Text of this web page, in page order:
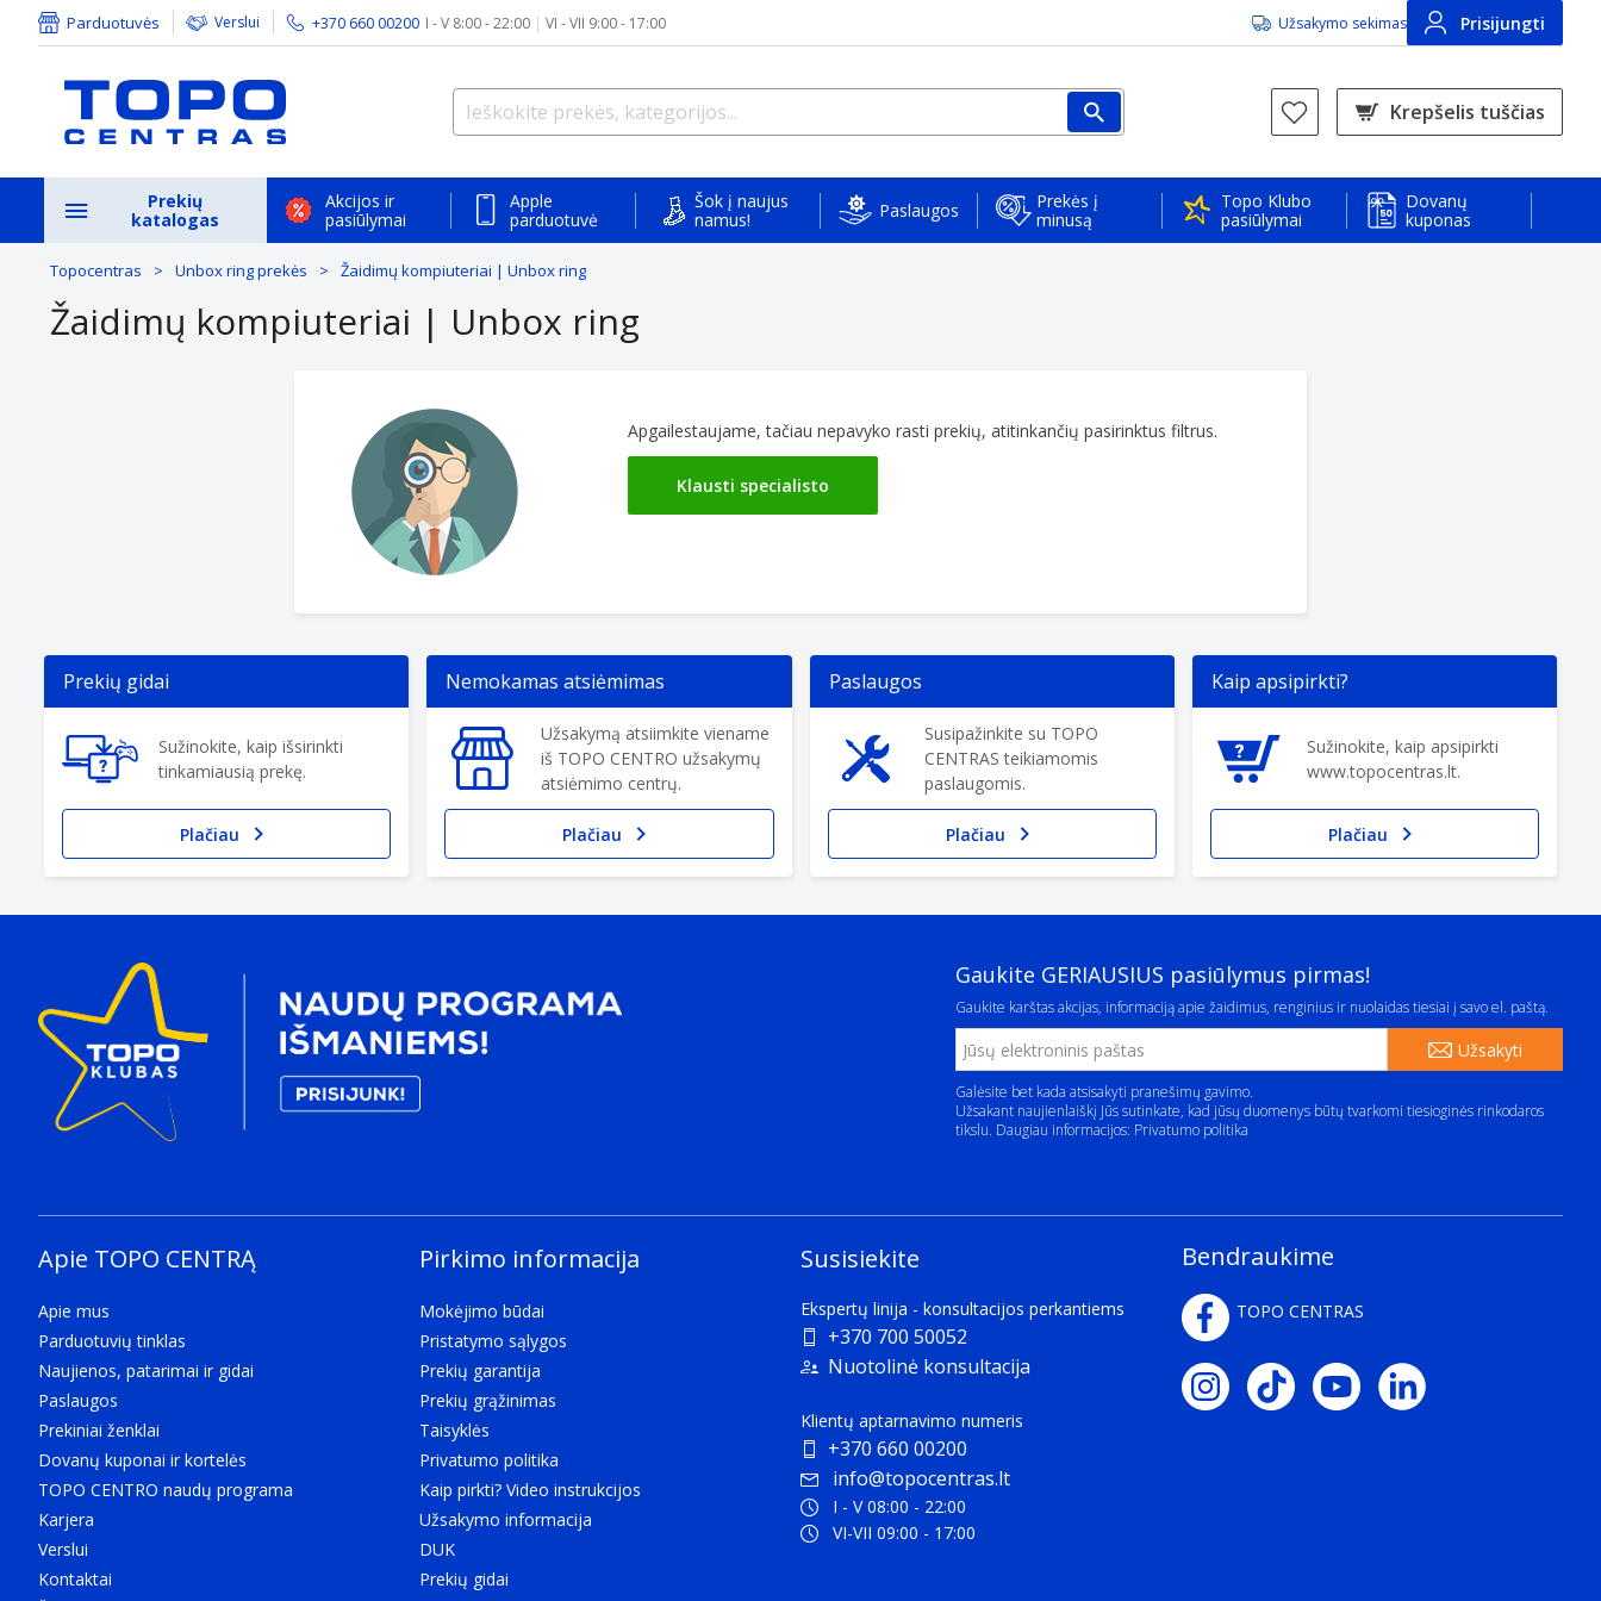
Parduotuvės Verslui +370 660 00200 I - V 8:00 - 22:00 | VI - VII 9:00 - 17:00 Užsakymo sekimas Prisijungti
Krepšelis tuščias
Prekių
katalogas
Akcijos ir
pasiūlymai
Apple
parduotuvė
Šok į naujus
namus!
Paslaugos
Prekės į
minusą
Topo Klubo
pasiūlymai
Dovanų
kuponas
Topocentras Unbox ring prekės Žaidimų kompiuteriai | Unbox ring
Žaidimų kompiuteriai | Unbox ring
Apgailestaujame, tačiau nepavyko rasti prekių, atitinkančių pasirinktus filtrus.
Klausti specialisto
Prekių gidai
Sužinokite, kaip išsirinkti
tinkamiausią prekę.
Plačiau
Nemokamas atsiėmimas
Užsakymą atsiimkite viename
iš TOPO CENTRO užsakymų
atsiėmimo centrų.
Plačiau
Paslaugos
Susipažinkite su TOPO
CENTRAS teikiamomis
paslaugomis.
Plačiau
Kaip apsipirkti?
Sužinokite, kaip apsipirkti
www.topocentras.lt.
Plačiau
Gaukite GERIAUSIUS pasiūlymus pirmas!
Gaukite karštas akcijas, informaciją apie žaidimus, renginius ir nuolaidas tiesiai į savo el. paštą.
Užsakyti
Galėsite bet kada atsisakyti pranešimų gavimo.
Užsakant naujienlaiškį Jūs sutinkate, kad jūsų duomenys būtų tvarkomi tiesioginės rinkodaros
tikslu. Daugiau informacijos: Privatumo politika
Apie TOPO CENTRĄ
Apie mus
Parduotuvių tinklas
Naujienos, patarimai ir gidai
Paslaugos
Prekiniai ženklai
Dovanų kuponai ir kortelės
TOPO CENTRO naudų programa
Karjera
Verslui
Kontaktai
Pirkimo informacija
Mokėjimo būdai
Pristatymo sąlygos
Prekių garantija
Prekių grąžinimas
Taisyklės
Privatumo politika
Kaip pirkti? Video instrukcijos
Užsakymo informacija
DUK
Prekių gidai
Susisiekite
Ekspertų linija - konsultacijos perkantiems
+370 700 50052
Nuotolinė konsultacija
Klientų aptarnavimo numeris
+370 660 00200
info@topocentras.lt
I - V 08:00 - 22:00
VI-VII 09:00 - 17:00
Bendraukime
TOPO CENTRAS